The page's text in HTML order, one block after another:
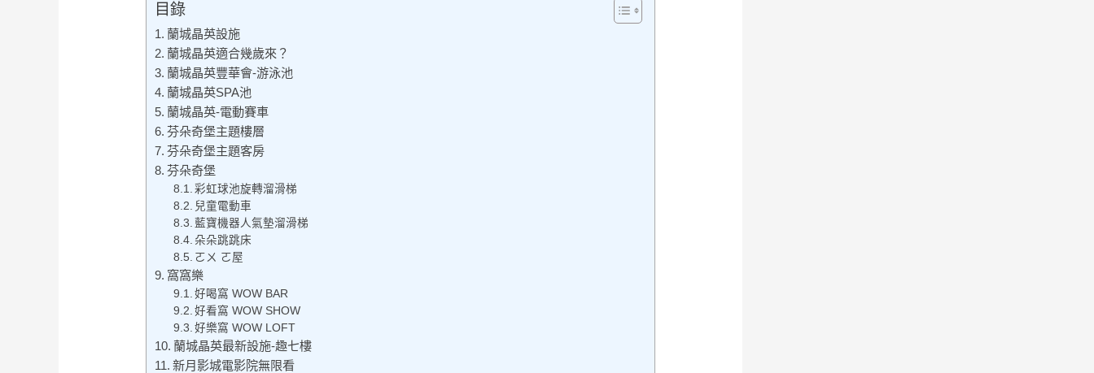
目錄
蘭城晶英設施
蘭城晶英適合幾歲來？
蘭城晶英豐華會-游泳池
蘭城晶英SPA池
蘭城晶英-電動賽車
芬朵奇堡主題樓層
芬朵奇堡主題客房
芬朵奇堡
彩虹球池旋轉溜滑梯
兒童電動車
藍寶機器人氣墊溜滑梯
朵朵跳跳床
ㄛㄨ ㄛ屋
窩窩樂
好喝窩 WOW BAR
好看窩 WOW SHOW
好樂窩 WOW LOFT
蘭城晶英最新設施-趣七樓
新月影城電影院無限看